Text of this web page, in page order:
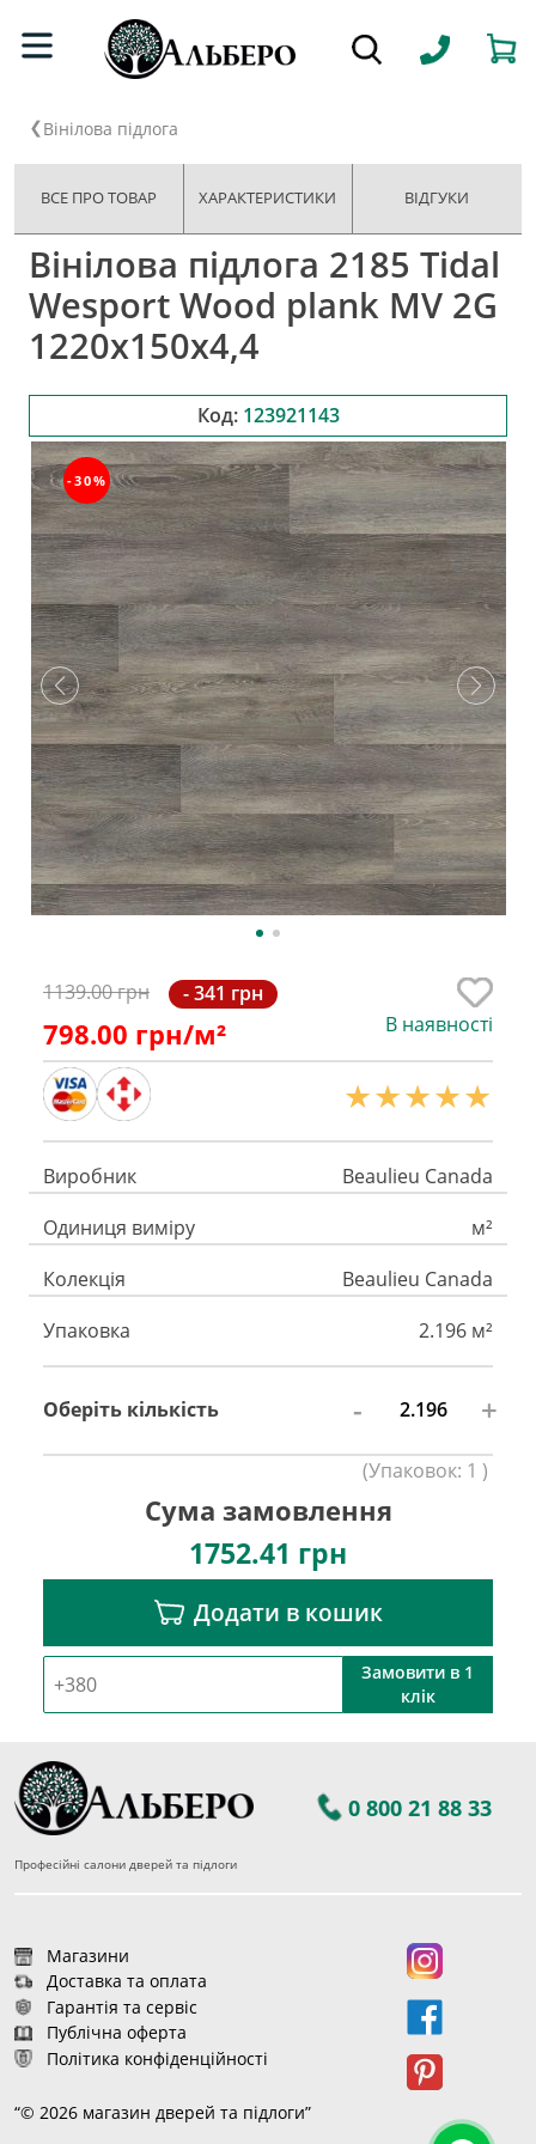
Вінілова підлога
ВСЕ ПРО ТОВАР ХАРАКТЕРИСТИКИ ВІДГУКИ
Вінілова підлога 2185 Tidal
Wesport Wood plank MV 2G
1220х150х4,4
Код: 123921143
-30%
1139.00 грн - 341 грн
798.00 грн/м² В наявності
Виробник
Beaulieu Canada
Одиниця виміру
м²
Колекція
Beaulieu Canada
Упаковка
2.196 м²
Оберіть кількість - +
(Упаковок: 1 )
Сума замовлення
1752.41 грн
Додати в кошик
Замовити в 1
клік
0 800 21 88 33
Професійні салони дверей та підлоги
Магазини
Доставка та оплата
Гарантія та сервіс
Публічна оферта
Політика конфіденційності
“© 2026 магазин дверей та підлоги”